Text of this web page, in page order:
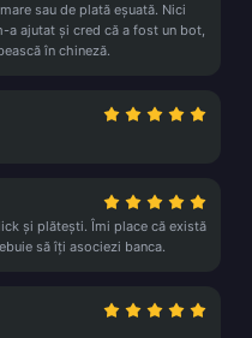
sau de plată eșuată. Nici
a ajutat și cred că a fost un bot,
în chineză.
și plătești. Îmi place că există
să îți asociezi banca.